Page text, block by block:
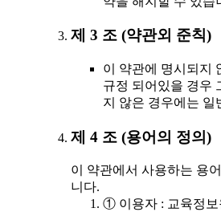
제 3 조 (약관외 준칙)
이 약관에 명시되지
규정 되어있을 경우
지 않은 경우에는 일
제 4 조 (용어의 정의)
이 약관에서 사용하는 용
니다.
① 이용자 : 교육정보